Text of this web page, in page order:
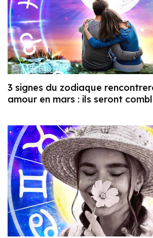
3 signes du zodiaque
amour en mars : ils seront